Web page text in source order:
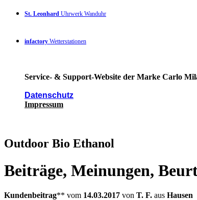
St. Leonhard Uhrwerk Wanduhr
infactory Wetterstationen
Service- & Support-Website der Marke Carlo
Datenschutz
Impressum
Outdoor Bio Ethanol
Beiträge, Meinungen,
Kundenbeitrag** vom 14.03.2017 von T. F. aus Hausen